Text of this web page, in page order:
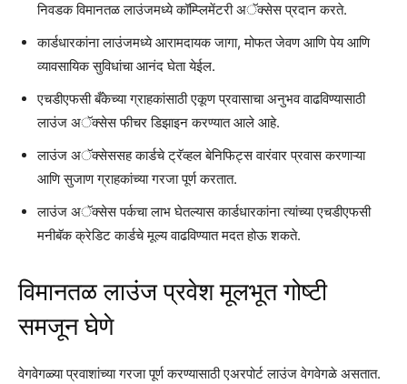
निवडक विमानतळ लाउंजमध्ये कॉम्प्लिमेंटरी अॅक्सेस प्रदान करते.
कार्डधारकांना लाउंजमध्ये आरामदायक जागा, मोफत जेवण आणि पेय आणि
व्यावसायिक सुविधांचा आनंद घेता येईल.
एचडीएफसी बँकेच्या ग्राहकांसाठी एकूण प्रवासाचा अनुभव वाढविण्यासाठी
लाउंज अॅक्सेस फीचर डिझाइन करण्यात आले आहे.
लाउंज अॅक्सेससह कार्डचे ट्रॅव्हल बेनिफिट्स वारंवार प्रवास करणाऱ्या
आणि सुजाण ग्राहकांच्या गरजा पूर्ण करतात.
लाउंज अॅक्सेस पर्कचा लाभ घेतल्यास कार्डधारकांना त्यांच्या एचडीएफसी
मनीबॅक क्रेडिट कार्डचे मूल्य वाढविण्यात मदत होऊ शकते.
विमानतळ लाउंज प्रवेश मूलभूत गोष्टी
समजून घेणे
वेगवेगळ्या प्रवाशांच्या गरजा पूर्ण करण्यासाठी एअरपोर्ट लाउंज वेगवेगळे असतात.